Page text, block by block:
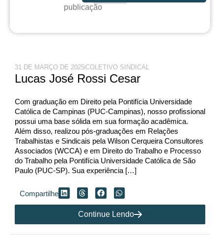
publicação
31 DE MARÇO DE 2025COLETIVO SINDICAL
Lucas José Rossi Cesar
Com graduação em Direito pela Pontifícia Universidade
Católica de Campinas (PUC-Campinas), nosso profissional
possui uma base sólida em sua formação acadêmica.
Além disso, realizou pós-graduações em Relações
Trabalhistas e Sindicais pela Wilson Cerqueira Consultores
Associados (WCCA) e em Direito do Trabalho e Processo
do Trabalho pela Pontifícia Universidade Católica de São
Paulo (PUC-SP). Sua experiência […]
Compartilhe
Continue Lendo